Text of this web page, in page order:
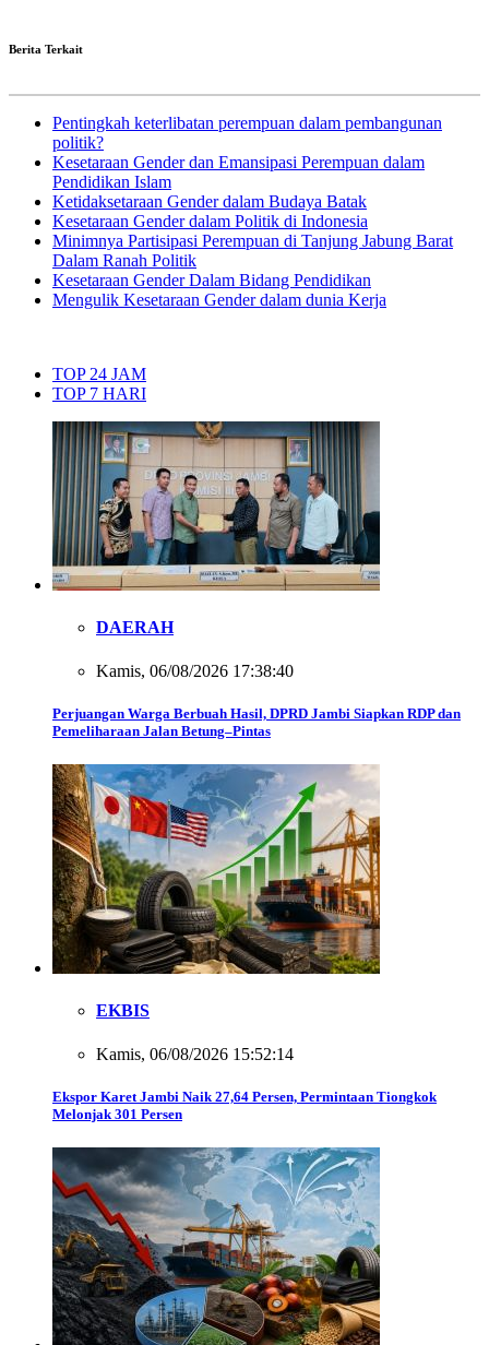
Berita Terkait
Pentingkah keterlibatan perempuan dalam pembangunan
politik?
Kesetaraan Gender dan Emansipasi Perempuan dalam
Pendidikan Islam
Ketidaksetaraan Gender dalam Budaya Batak
Kesetaraan Gender dalam Politik di Indonesia
Minimnya Partisipasi Perempuan di Tanjung Jabung Barat
Dalam Ranah Politik
Kesetaraan Gender Dalam Bidang Pendidikan
Mengulik Kesetaraan Gender dalam dunia Kerja
TOP 24 JAM
TOP 7 HARI
DAERAH
Kamis, 06/08/2026 17:38:40
Perjuangan Warga Berbuah Hasil, DPRD Jambi Siapkan RDP dan
Pemeliharaan Jalan Betung–Pintas
EKBIS
Kamis, 06/08/2026 15:52:14
Ekspor Karet Jambi Naik 27,64 Persen, Permintaan Tiongkok
Melonjak 301 Persen